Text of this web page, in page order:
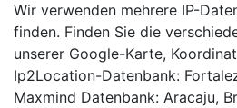
Wir verwenden mehrere IP-
finden. Finden Sie die
unserer Google-Karte,
Ip2Location-Datenbank:
Maxmind Datenbank: Aracaju,